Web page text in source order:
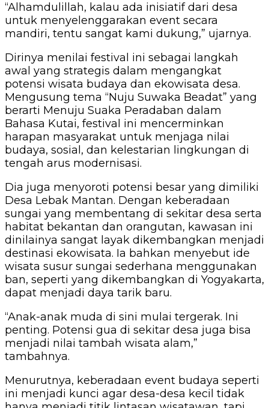
“Alhamdulillah, kalau ada inisiatif dari desa
untuk menyelenggarakan event secara
mandiri, tentu sangat kami dukung,” ujarnya.
Dirinya menilai festival ini sebagai langkah
awal yang strategis dalam mengangkat
potensi wisata budaya dan ekowisata desa.
Mengusung tema “Nuju Suwaka Beadat” yang
berarti Menuju Suaka Peradaban dalam
Bahasa Kutai, festival ini mencerminkan
harapan masyarakat untuk menjaga nilai
budaya, sosial, dan kelestarian lingkungan di
tengah arus modernisasi.
Dia juga menyoroti potensi besar yang dimiliki
Desa Lebak Mantan. Dengan keberadaan
sungai yang membentang di sekitar desa serta
habitat bekantan dan orangutan, kawasan ini
dinilainya sangat layak dikembangkan menjadi
destinasi ekowisata. Ia bahkan menyebut ide
wisata susur sungai sederhana menggunakan
ban, seperti yang dikembangkan di Yogyakarta,
dapat menjadi daya tarik baru.
“Anak-anak muda di sini mulai tergerak. Ini
penting. Potensi gua di sekitar desa juga bisa
menjadi nilai tambah wisata alam,”
tambahnya.
Menurutnya, keberadaan event budaya seperti
ini menjadi kunci agar desa-desa kecil tidak